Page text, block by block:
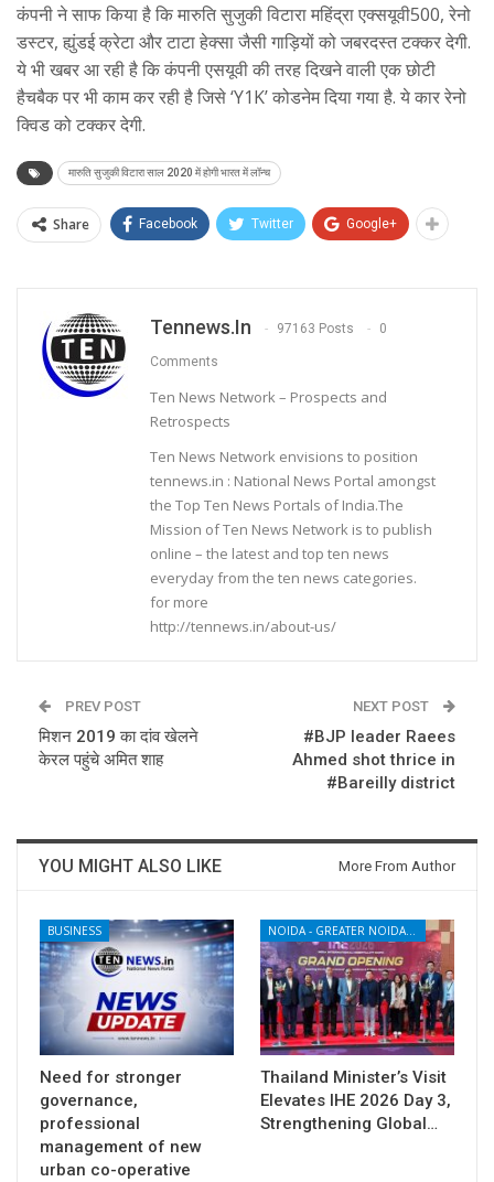
कंपनी ने साफ किया है कि मारुति सुजुकी विटारा महिंद्रा एक्सयूवी500, रेनो
डस्टर, ह्युंडई क्रेटा और टाटा हेक्सा जैसी गाड़ियों को जबरदस्त टक्कर देगी.
ये भी खबर आ रही है कि कंपनी एसयूवी की तरह दिखने वाली एक छोटी
हैचबैक पर भी काम कर रही है जिसे ‘Y1K’ कोडनेम दिया गया है. ये कार रेनो
क्विड को टक्कर देगी.
मारुति सुजुकी विटारा साल 2020 में होगी भारत में लॉन्च
Share Facebook Twitter Google+
Tennews.in 97163 Posts 0
Comments
Ten News Network – Prospects and
Retrospects
Ten News Network envisions to position
tennews.in : National News Portal amongst
the Top Ten News Portals of India.The
Mission of Ten News Network is to publish
online – the latest and top ten news
everyday from the ten news categories.
for more
http://tennews.in/about-us/
PREV POST
मिशन 2019 का दांव खेलने
केरल पहुंचे अमित शाह
NEXT POST
#BJP leader Raees
Ahmed shot thrice in
#Bareilly district
YOU MIGHT ALSO LIKE More From Author
BUSINESS
Need for stronger
governance,
professional
management of new
urban co-operative
NOIDA - GREATER NOIDA - YAMUNA EXPRESSWAY
Thailand Minister’s Visit
Elevates IHE 2026 Day 3,
Strengthening Global…